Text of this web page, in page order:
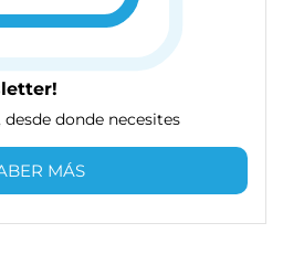
desde donde necesites
MÁS